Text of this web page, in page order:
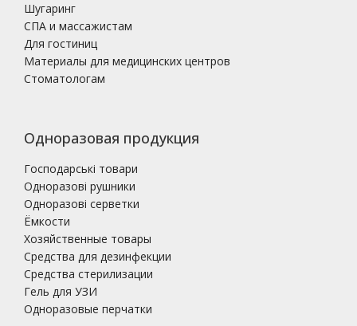
Шугаринг
СПА и массажистам
Для гостиниц
Материалы для медицинских центров
Стоматологам
Одноразовая продукция
Господарські товари
Одноразові рушники
Одноразові серветки
Ёмкости
Хозяйственные товары
Средства для дезинфекции
Средства стерилизации
Гель для УЗИ
Одноразовые перчатки